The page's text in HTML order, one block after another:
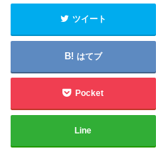
ツイート
はてブ
Pocket
Line